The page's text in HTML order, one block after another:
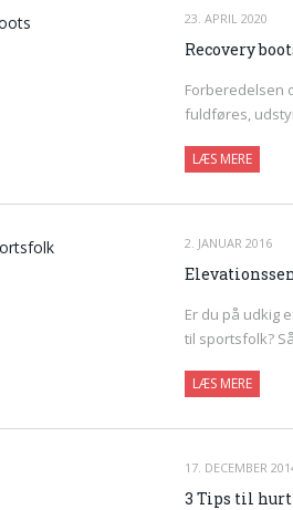
23. APRIL 2020
Recovery
Forberedelsen
fuldføres,
LÆS MERE
2. JANUAR 2016
Er du på udkig
til sportsfolk?
LÆS MERE
17. DECEMBER
3 Tips til